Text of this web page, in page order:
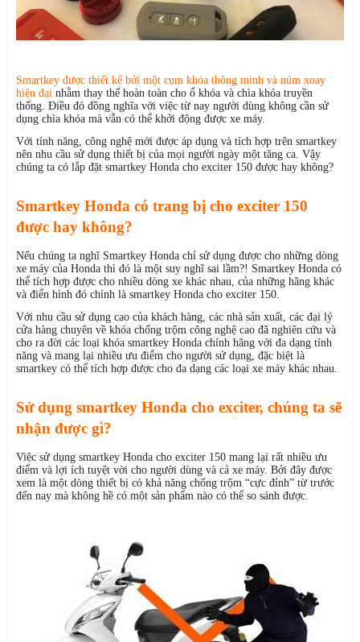
Smartkey được thiết kế bởi một cụm khóa thông minh và núm xoay
hiện đại nhằm thay thế hoàn toàn cho ổ khóa và chìa khóa truyền
thống. Điều đó đồng nghĩa với việc từ nay người dùng không cần sử
dụng chìa khóa mà vẫn có thể khởi động được xe máy.
Với tính năng, công nghệ mới được áp dụng và tích hợp trên smartkey
nên nhu cầu sử dụng thiết bị của mọi người ngày một tăng ca. Vậy
chúng ta có lắp đặt smartkey Honda cho exciter 150 được hay không?
Smartkey Honda có trang bị cho exciter 150
được hay không?
Nếu chúng ta nghĩ Smartkey Honda chỉ sử dụng được cho những dòng
xe máy của Honda thì đó là một suy nghĩ sai lầm?! Smartkey Honda có
thể tích hợp được cho nhiều dòng xe khác nhau, của những hãng khác
và điển hình đó chính là smartkey Honda cho exciter 150.
Với nhu cầu sử dụng cao của khách hàng, các nhà sản xuất, các đại lý
cửa hàng chuyên về khóa chống trộm công nghệ cao đã nghiên cứu và
cho ra đời các loại khóa smartkey Honda chính hãng với đa dạng tính
năng và mang lại nhiều ưu điểm cho người sử dụng, đặc biệt là
smartkey có thể tích hợp được cho đa dạng các loại xe máy khác nhau.
Sử dụng smartkey Honda cho exciter, chúng ta sẽ
nhận được gì?
Việc sử dụng smartkey Honda cho exciter 150 mang lại rất nhiều ưu
điểm và lợi ích tuyệt vời cho người dùng và cả xe máy. Bởi đây được
xem là một dòng thiết bị có khả năng chống trộm “cực đỉnh” từ trước
đến nay mà không hề có một sản phẩm nào có thể so sánh được.